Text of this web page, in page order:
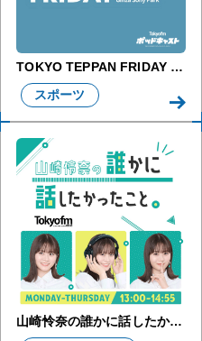
TOKYO TEPPAN FRIDAY supported by Ginza Sony Park
スポーツ
山崎怜奈の誰かに話したかったこと。